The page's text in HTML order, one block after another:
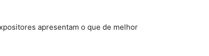
apresentam o que de melhor